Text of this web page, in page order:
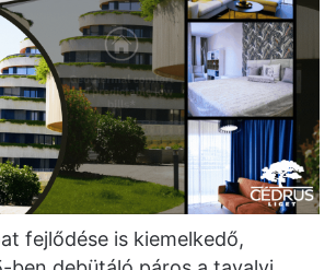
fejlődése is kiemelkedő,